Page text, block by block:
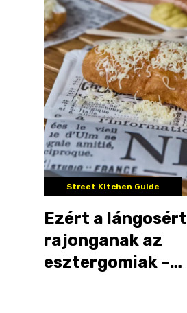
Street Kitchen Guide
Ezért a lángosért
rajonganak az
esztergomiak –